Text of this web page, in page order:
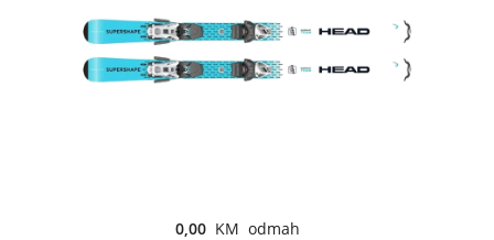
0,00 KM odmah